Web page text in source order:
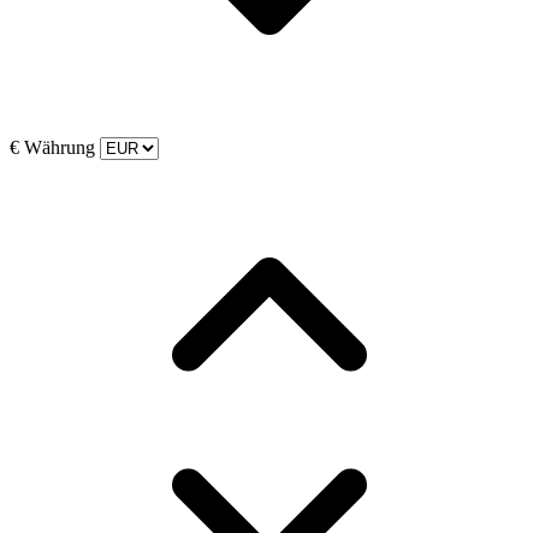
€ Währung